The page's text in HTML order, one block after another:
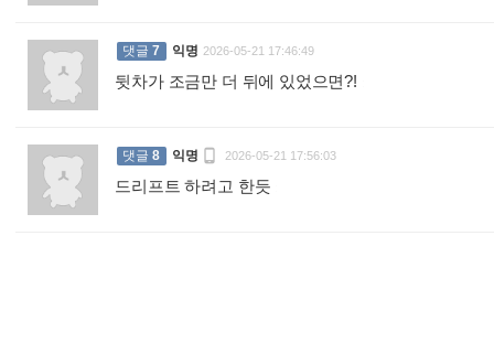
댓글 7 익명 2026-05-21 17:46:49
뒷차가 조금만 더 뒤에 있었으면?!
댓글 8 익명  2026-05-21 17:56:03
드리프트 하려고 한듯